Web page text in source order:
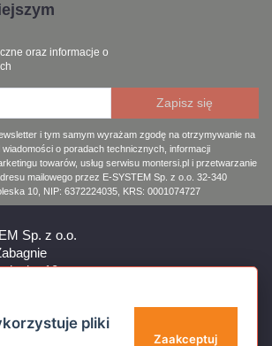
oraz informacje o
i tym samym wyrażam zgodę na otrzymywanie na
o poradach technicznych, informacji
towarów, usług serwisu montersi.pl i przetwarzanie
mailowego przez E-SYSTEM Sp. z o.o. 32-340
10, NIP: 6372224035, KRS: 0001074727
Sp. z o.o.
10
pliki
Zaakceptuj